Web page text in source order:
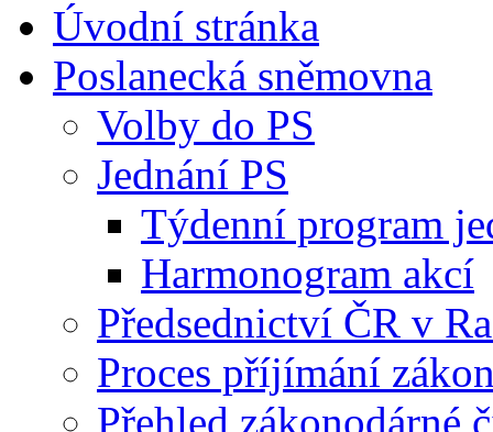
Úvodní stránka
Poslanecká sněmovna
Volby do PS
Jednání PS
Týdenní program
Harmonogram akcí
Předsednictví ČR v
Proces příjímání
Přehled zákonodárné